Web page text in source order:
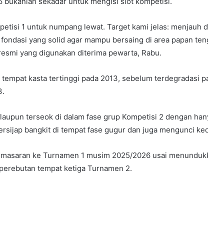
1 untuk numpang lewat. Target kami jelas: menjauh
yang solid agar mampu bersaing di area papan
yang digunakan diterima pewarta, Rabu.
kasta tertinggi pada 2013, sebelum terdegradasi
terseok di dalam fase grup Kompetisi 2 dengan
bangkit di tempat fase gugur dan juga mengunci
ke Turnamen 1 musim 2025/2026 usai
tempat ketiga Turnamen 2.